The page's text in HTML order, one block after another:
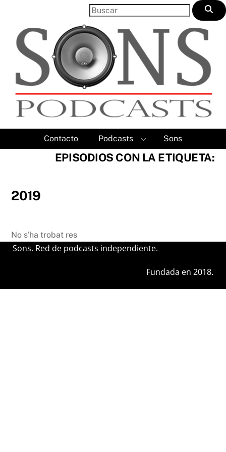
content
Contacto Podcasts Sons
EPISODIOS CON LA ETIQUETA:
2019
No s'ha trobat res
Sons. Red de podcasts independiente.
Fundada en 2018.